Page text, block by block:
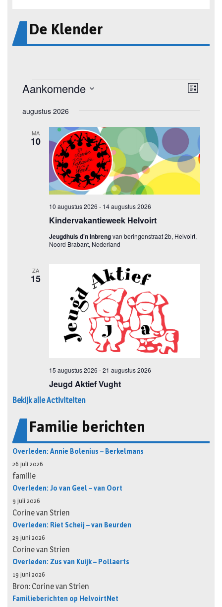
De Klender
Bekijk alle Activiteiten
Familie berichten
Overleden: Annie Bolenius – Berkelmans
26 juli 2026
familie
Overleden: Jo van Geel – van Oort
9 juli 2026
Corine van Strien
Overleden: Riet Scheij – van Beurden
29 juni 2026
Corine van Strien
Overleden: Zus van Kuijk – Pollaerts
19 juni 2026
Bron: Corine van Strien
Familieberichten op HelvoirtNet